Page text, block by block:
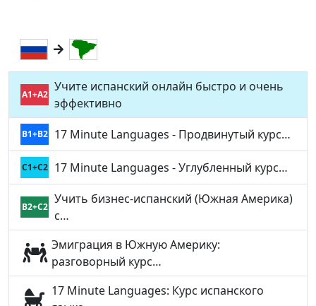
A1+A2
Учите испанский онлайн быстро и очень
эффективно
B1+B2 17 Minute Languages - Продвинутый курс…
C1+C2 17 Minute Languages - Углубленный курс…
B2+C2
Учить бизнес-испанский (Южная Америка)
с…
Эмиграция в Южную Америку:
разговорный курс…
17 Minute Languages: Курс испанского